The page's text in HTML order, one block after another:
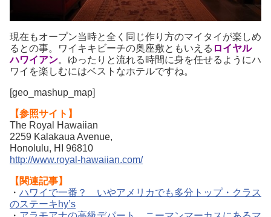
現在もオープン当時と全く同じ作り方のマイタイが楽しめ
るとの事。ワイキキビーチの奥座敷ともいえる ロイヤル
ハワイアン。ゆったりと流れる時間に身を任せるようにハ
ワイを楽しむにはベストなホテルですね。
[geo_mashup_map]
【参照サイト】
The Royal Hawaiian
2259 Kalakaua Avenue,
Honolulu, HI 96810
http://www.royal-hawaiian.com/
【関連記事】
・ ハワイで一番？ いやアメリカでも多分トップ・クラス
のステーキhy’s